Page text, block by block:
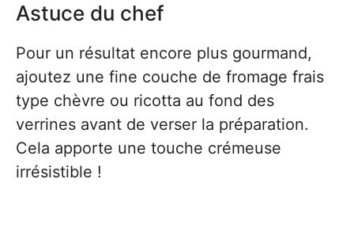
Astuce du chef
Pour un résultat encore plus gourmand,
ajoutez une fine couche de fromage frais
type chèvre ou ricotta au fond des
verrines avant de verser la préparation.
Cela apporte une touche crémeuse
irrésistible !